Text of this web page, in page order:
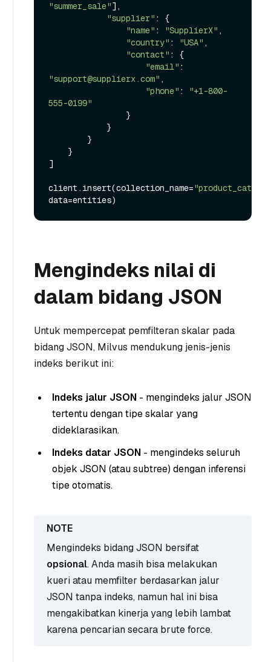
"summer_sale"],
"supplier" : {
"name" : "SupplierX" ,
"country" : "USA" ,
"contact" : {
"email"
"support@supplierx.com" ,
"phone" :
"+1-800-
555-0199"
]
client.insert(collection_name=
Mengindeks nilai di
dalam bidang JSON
Untuk mempercepat pemfilteran skalar pada
bidang JSON, Milvus mendukung jenis-jenis
indeks berikut ini:
Indeks jalur JSON - mengindeks jalur JSON
tertentu dengan tipe skalar yang
dideklarasikan.
Indeks datar JSON - mengindeks seluruh
objek JSON (atau subtree) dengan inferensi
tipe otomatis.
Mengindeks bidang JSON bersifat
opsional. Anda masih bisa melakukan
kueri atau memfilter berdasarkan jalur
JSON tanpa indeks, namun hal ini bisa
mengakibatkan kinerja yang lebih lambat
karena pencarian secara brute force.